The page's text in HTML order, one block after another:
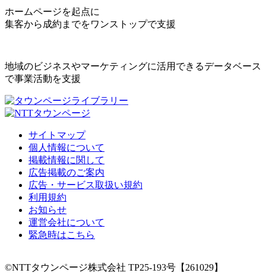
ホームページを起点に
集客から成約までをワンストップで支援
地域のビジネスやマーケティングに活用できるデータベース
で事業活動を支援
サイトマップ
個人情報について
掲載情報に関して
広告掲載のご案内
広告・サービス取扱い規約
利用規約
お知らせ
運営会社について
緊急時はこちら
©NTTタウンページ株式会社 TP25-193号【261029】